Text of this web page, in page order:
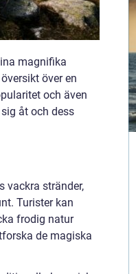
magnifika
över en
och även
åt och dess
vackra stränder,
Turister kan
frodig natur
de magiska